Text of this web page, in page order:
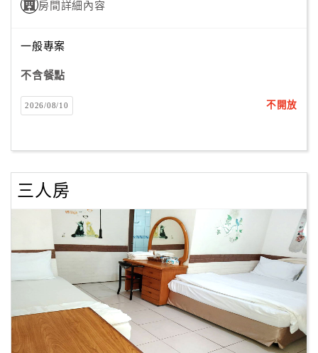
查
訂
房
Q&A
旅
卡
請
收
據
房間詳細內容
一般專案
不含餐點
2026/08/10 不開放
三人房